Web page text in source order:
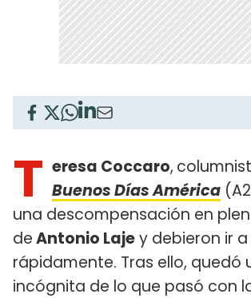
T eresa Coccaro,
Buenos Días América
una descompensación en
deAntonio Lajey debieron ir
rápidamente. Tras ello, quedó
incógnita de lo que pasó con